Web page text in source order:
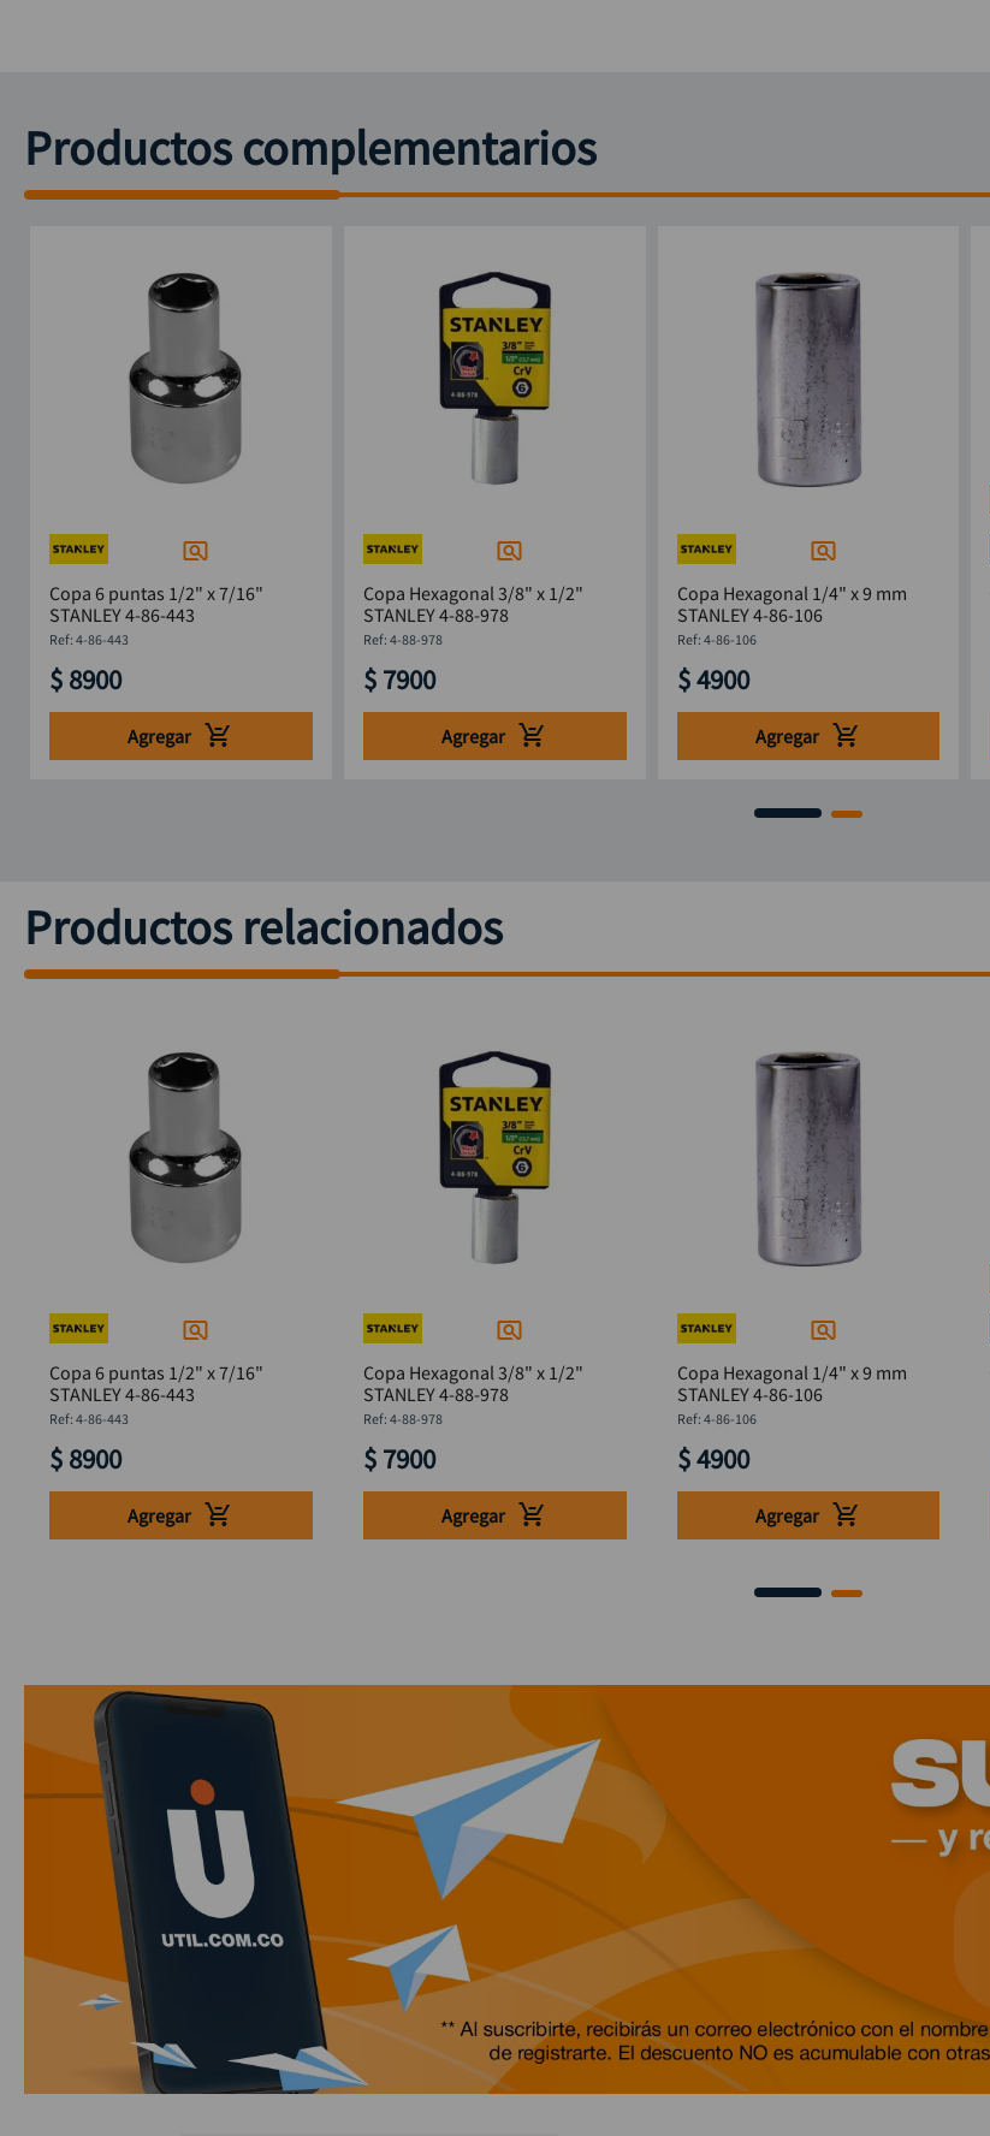
Productos complementarios
Copa 6 puntas 1/2" x 7/16"
STANLEY 4-86-443
: 4-86-443
$ 8900
Agregar
Copa Hexagonal 3/8" x 1/2"
STANLEY 4-88-978
: 4-88-978
$ 7900
Agregar
Copa Hexagonal 1/4" x 9 mm
STANLEY 4-86-106
: 4-86-106
$4900
Agregar
Productos relacionados
Copa 6 puntas 1/2" x 7/16"
STANLEY 4-86-443
: 4-86-443
$ 8900
Agregar
Copa Hexagonal 3/8" x 1/2"
STANLEY 4-88-978
: 4-88-978
$ 7900
Agregar
Copa Hexagonal 1/4" x 9 mm
STANLEY 4-86-106
: 4-86-106
$4900
Agregar